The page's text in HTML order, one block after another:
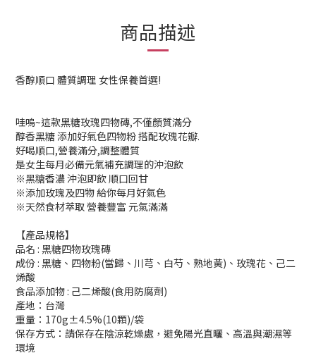
商品描述
香醇順口 體質調理 女性保養首選!
哇嗚~這款黑糖玫瑰四物磚,不僅顏質滿分
醇香黑糖 添加好氣色四物粉 搭配玫瑰花瓣.
好喝順口,營養滿分,調整體質
是女生每月必備元氣補充調理的沖泡飲
※黑糖香濃 沖泡即飲 順口回甘
※添加玫瑰及四物 給你每月好氣色
※天然食材萃取 營養豐富 元氣滿滿
【產品規格】
品名 : 黑糖四物玫瑰磚
成份 : 黑糖、四物粉(當歸、川芎、白芍、熟地黃)、玫瑰花、己二
烯酸
食品添加物 : 己二烯酸(食用防腐劑)
產地：台灣
重量：170g±4.5%(10顆)/袋
保存方式：請保存在陰涼乾燥處，避免陽光直曬、高溫與潮濕等
環境